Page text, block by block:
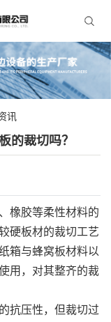
讯
的裁切吗？
橡胶等柔性材料的
硬板材的裁切工艺
箱与蜂窝板材料以
用，对其整齐的裁
抗压性，但裁切过